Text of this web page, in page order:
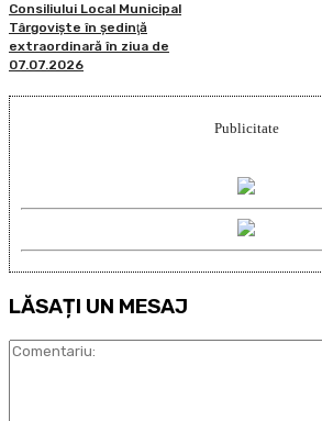
Consiliului Local Municipal
Târgovişte în şedinţă
extraordinară în ziua de
07.07.2026
Publicitate
LĂSAȚI UN MESAJ